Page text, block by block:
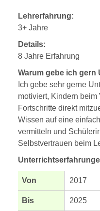
Lehrerfahrung:
3+ Jahre
Details:
8 Jahre Erfahrung
Warum gebe ich gern
Ich gebe sehr gerne
motiviert, Kindern
Fortschritte direkt
Wissen auf eine
vermitteln und
Selbstvertrauen beim
2017
2025